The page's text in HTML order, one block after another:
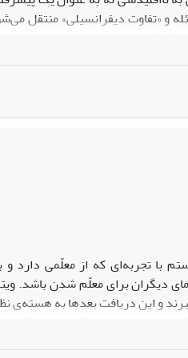
«تفاوت دیفرانسیلی» منتقل
دگرگونی در هستی‌شناسی فضا
با مفاهیمی چون خمینه، انحنا و
نه به عنوان هویتی ثابت،
تبلور یافته است.
با تجربه‌ای که از معلّمی دارد و
دیگران برای معلّم شدن باشد.
و این دریافت بعدها به هسته‌ی
در عمل بود که او آن را هم‌سنگ
نقش بنیادین ایمان و اعتماد